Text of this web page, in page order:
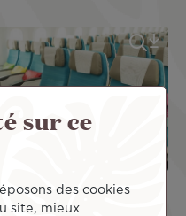
Economy
sur ce
des cookies
site, mieux